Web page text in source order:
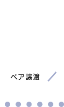
ペア譲渡